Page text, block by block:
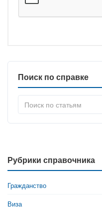
Поиск по справке
Рубрики справочника
Гражданство
Виза